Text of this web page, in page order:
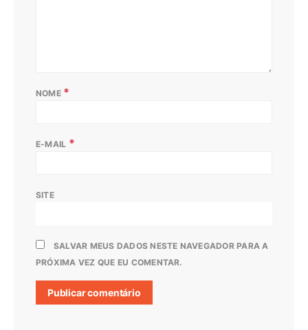
NOME *
E-MAIL *
SITE
SALVAR MEUS DADOS NESTE NAVEGADOR PARA A
PRÓXIMA VEZ QUE EU COMENTAR.